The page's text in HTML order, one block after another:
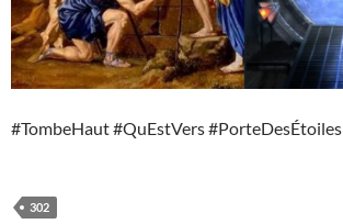
#TombeHaut #QuEstVers #PorteDesÉtoiles
302